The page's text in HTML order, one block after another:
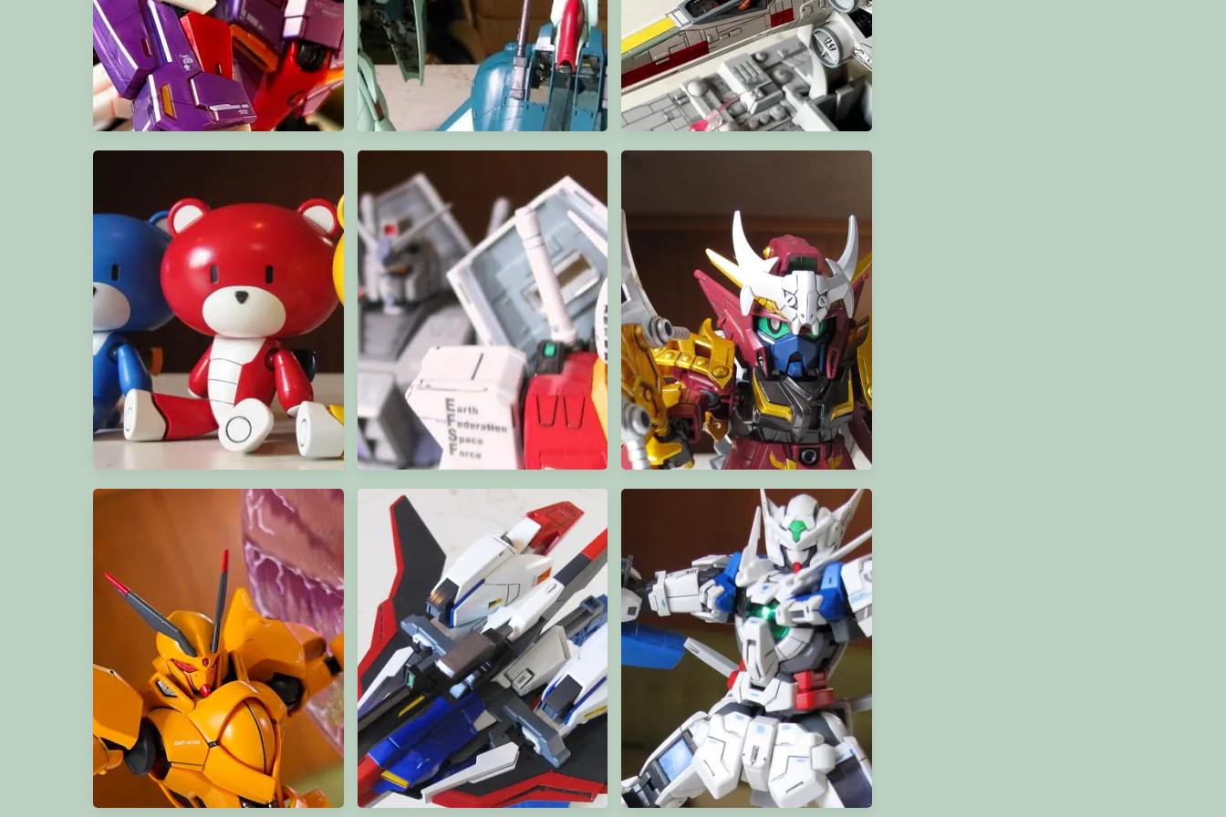
RG Z Gundam (Bio-sensor image color) MG Re-GZ STARWARS 1/72 X-Wing Starfighter
HGPG Petit'gguy"s" vol.1 MG Gundam 10th Anniversary BB 郭嘉 Versago